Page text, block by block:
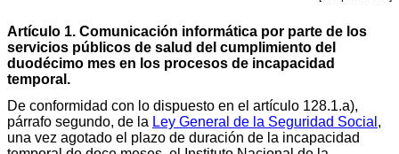
Artículo 1. Comunicación informática por parte de los
servicios públicos de salud del cumplimiento del
duodécimo mes en los procesos de incapacidad
temporal.
De conformidad con lo dispuesto en el artículo 128.1.a),
párrafo segundo, de la Ley General de la Seguridad Social ,
una vez agotado el plazo de duración de la incapacidad